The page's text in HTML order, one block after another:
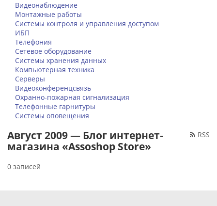
Видеонаблюдение
Монтажные работы
Системы контроля и управления доступом
ИБП
Телефония
Сетевое оборудование
Системы хранения данных
Компьютерная техника
Серверы
Видеоконференцсвязь
Охранно-пожарная сигнализация
Телефонные гарнитуры
Системы оповещения
RSS
Август 2009 — Блог интернет-
магазина «Assoshop Store»
0 записей